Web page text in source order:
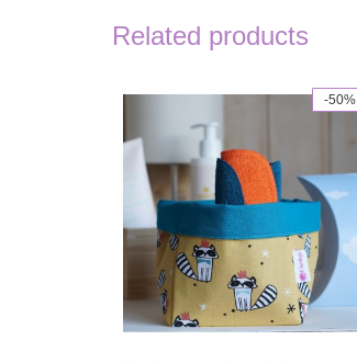
Related products
-50%
has
multiple
variants.
The
options
may
chosen
on
the